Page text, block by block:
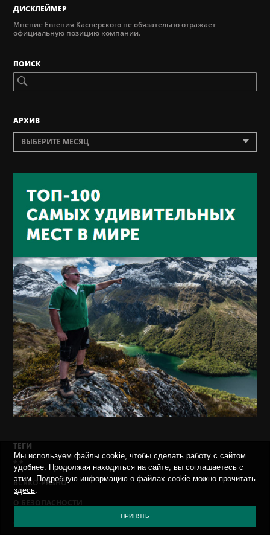
ДИСКЛЕЙМЕР
Мнение Евгения Касперского не обязательно отражает
официальную позицию компании.
ПОИСК
AРХИВ
ВЫБЕРИТЕ МЕСЯЦ
ТЕГИ
*.*
ВСЯКО-РАЗНО
О БЕЗОПАСНОСТИ
Мы используем файлы cookie, чтобы сделать работу с сайтом
удобнее. Продолжая находиться на сайте, вы соглашаетесь с
этим. Подробную информацию о файлах cookie можно прочитать
здесь.
ПРИНЯТЬ